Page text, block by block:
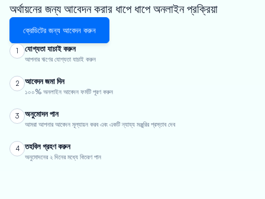
অর্থায়নের জন্য আবেদন করার ধাপে ধাপে অনলাইন প্রক্রিয়া
ক্রেডিটের জন্য আবেদন করুন
1 যোগ্যতা যাচাই করুন
আপনার ঋণের যোগ্যতা যাচাই করুন
2 আবেদন জমা দিন
১০০% অনলাইন আবেদন ফর্মটি পূরণ করুন
3 অনুমোদন পান
আমরা আপনার আবেদন মূল্যায়ন করব এবং একটি ন্যায্য মঞ্জুরির প্রস্তাব দেব
4 তহবিল গ্রহণ করুন
অনুমোদনের ২ দিনের মধ্যে বিতরণ পান